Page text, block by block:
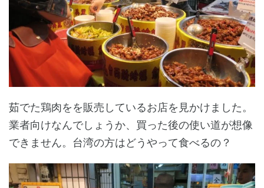
茹でた鶏肉をを販売しているお店を見かけました。
業者向けなんでしょうか、買った後の使い道が想像
できません。台湾の方はどうやって食べるの？